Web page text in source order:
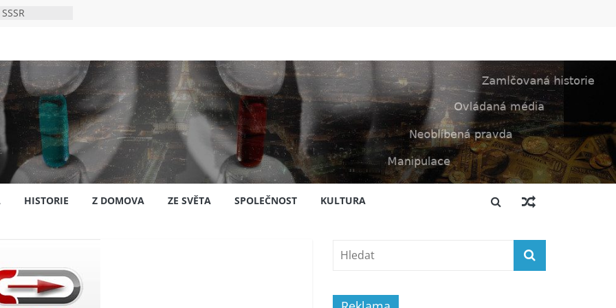
HISTORIE Z DOMOVA ZE SVĚTA SPOLEČNOST KULTURA